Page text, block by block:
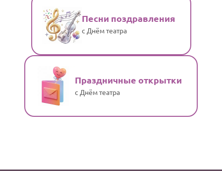
Песни поздравления
с Днём театра
Праздничные открытки
с Днём театра